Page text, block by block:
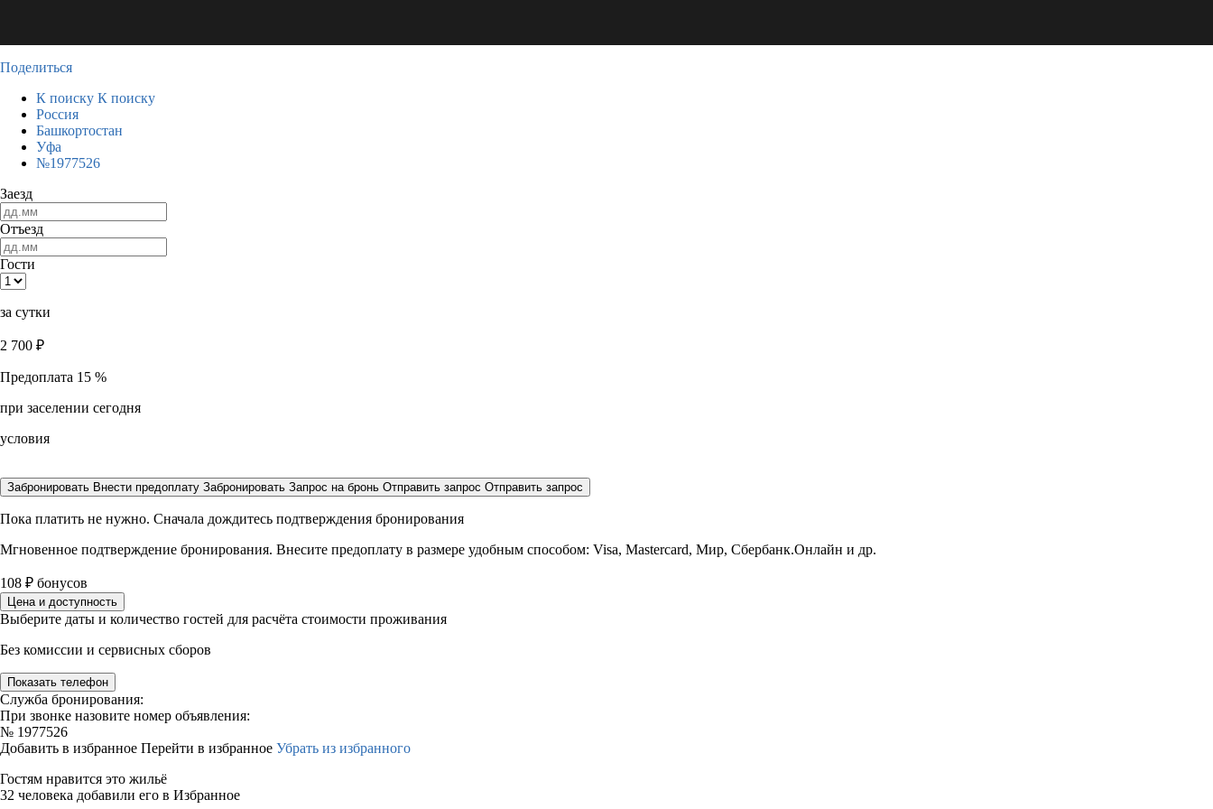
Поделиться
К поиску К поиску
Россия
Башкортостан
Уфа
№1977526
Заезд
Отъезд
Гости
за сутки
2 700 ₽
Предоплата 15 %
при заселении сегодня
условия
Забронировать Внести предоплату Забронировать Запрос на бронь Отправить запрос Отправить запрос
Пока платить не нужно. Сначала дождитесь подтверждения бронирования
Мгновенное подтверждение бронирования. Внесите предоплату в размере удобным способом: Visa, Mastercard, Мир, Сбербанк.Онлайн и др.
108 ₽ бонусов
Цена и доступность
Выберите даты и количество гостей для расчёта стоимости проживания
Без комиссии и сервисных сборов
Показать телефон
Служба бронирования:
При звонке назовите номер объявления:
№ 1977526
Добавить в избранное Перейти в избранное Убрать из избранного
Гостям нравится это жильё
32 человека добавили его в Избранное